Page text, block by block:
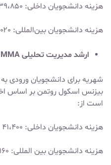
هزینه دانشجویان داخلی: ۳۹،۸۵۰ دلار کانادا
هزینه دانشجویان بین‌المللی: ۶۵،۰۲۰ دلار کانادا
ارشد مدیریت تحلیلی MMA
شهریه برای دانشجویان ورودی
بیزنس اسکول روتمن بر اساس
است از:
هزینه دانشجویان داخلی: ۴۱،۴۰۰ دلار کانادا
هزینه دانشجویان بین المللی: ۶۷،۱۶۰ دلار کانادا